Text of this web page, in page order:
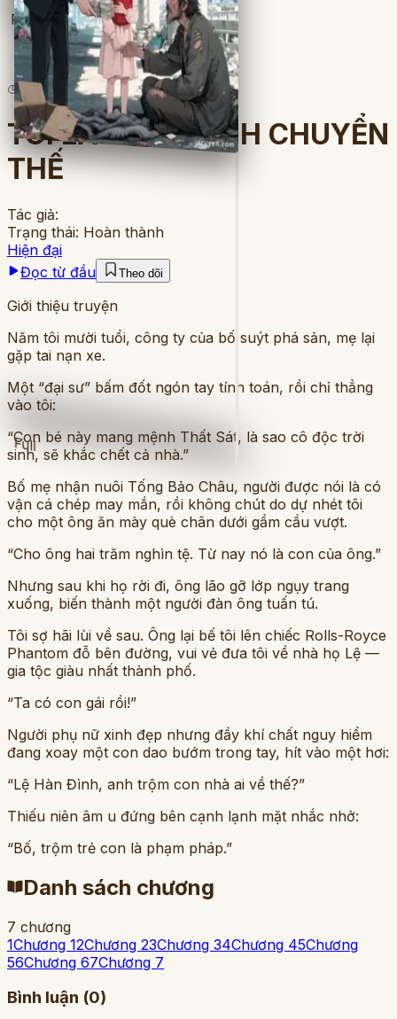
Full
Full
9 lượt đọc· 7 chương
TÔI LÀ PHÚC TINH CHUYỂN
THẾ
Tác giả:
Trạng thái: Hoàn thành
Hiện đại
Đọc từ đầu
Theo dõi
Giới thiệu truyện
Năm tôi mười tuổi, công ty của bố suýt phá sản, mẹ lại
gặp tai nạn xe.
Một “đại sư” bấm đốt ngón tay tính toán, rồi chỉ thẳng
vào tôi:
“Con bé này mang mệnh Thất Sát, là sao cô độc trời
sinh, sẽ khắc chết cả nhà.”
Bố mẹ nhận nuôi Tống Bảo Châu, người được nói là có
vận cá chép may mắn, rồi không chút do dự nhét tôi
cho một ông ăn mày què chân dưới gầm cầu vượt.
“Cho ông hai trăm nghìn tệ. Từ nay nó là con của ông.”
Nhưng sau khi họ rời đi, ông lão gỡ lớp ngụy trang
xuống, biến thành một người đàn ông tuấn tú.
Tôi sợ hãi lùi về sau. Ông lại bế tôi lên chiếc Rolls-Royce
Phantom đỗ bên đường, vui vẻ đưa tôi về nhà họ Lệ —
gia tộc giàu nhất thành phố.
“Ta có con gái rồi!”
Người phụ nữ xinh đẹp nhưng đầy khí chất nguy hiểm
đang xoay một con dao bướm trong tay, hít vào một hơi:
“Lệ Hàn Đình, anh trộm con nhà ai về thế?”
Thiếu niên âm u đứng bên cạnh lạnh mặt nhắc nhở:
“Bố, trộm trẻ con là phạm pháp.”
Danh sách chương
7 chương
1Chương 12Chương 23Chương 34Chương 45Chương
56Chương 67Chương 7
Bình luận (0)